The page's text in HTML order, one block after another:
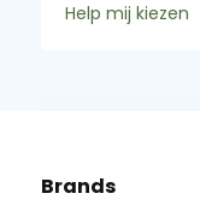
Help mij kiezen
Brands